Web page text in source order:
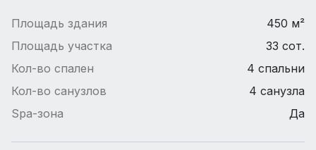
Площадь здания
450 м²
Площадь участка
33 сот.
Кол-во спален
4 спальни
Кол-во санузлов
4 санузла
Spa-зона
Да